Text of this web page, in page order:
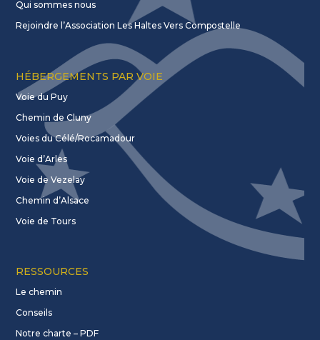
Qui sommes nous
Rejoindre l’Association Les Haltes Vers Compostelle
HÉBERGEMENTS PAR VOIE
Voie du Puy
Chemin de Cluny
Voies du Célé/Rocamadour
Voie d’Arles
Voie de Vezelay
Chemin d’Alsace
Voie de Tours
RESSOURCES
Le chemin
Conseils
Notre charte – PDF